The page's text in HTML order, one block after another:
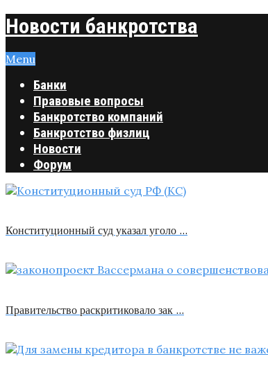
Новости банкротства
Menu
Банки
Правовые вопросы
Банкротство компаний
Банкротство физлиц
Новости
Форум
Конституционный суд указал уголо …
Правительство раскритиковало зак …